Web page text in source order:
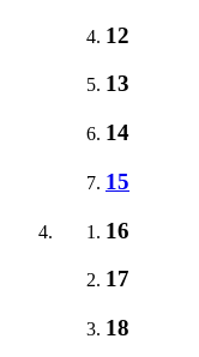
12
13
14
15
16
17
18